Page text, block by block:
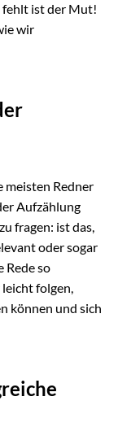
fehlt ist der Mut!
wir
meisten Redner
Aufzählung
fragen: ist das,
oder sogar
Rede so
folgen,
können und sich